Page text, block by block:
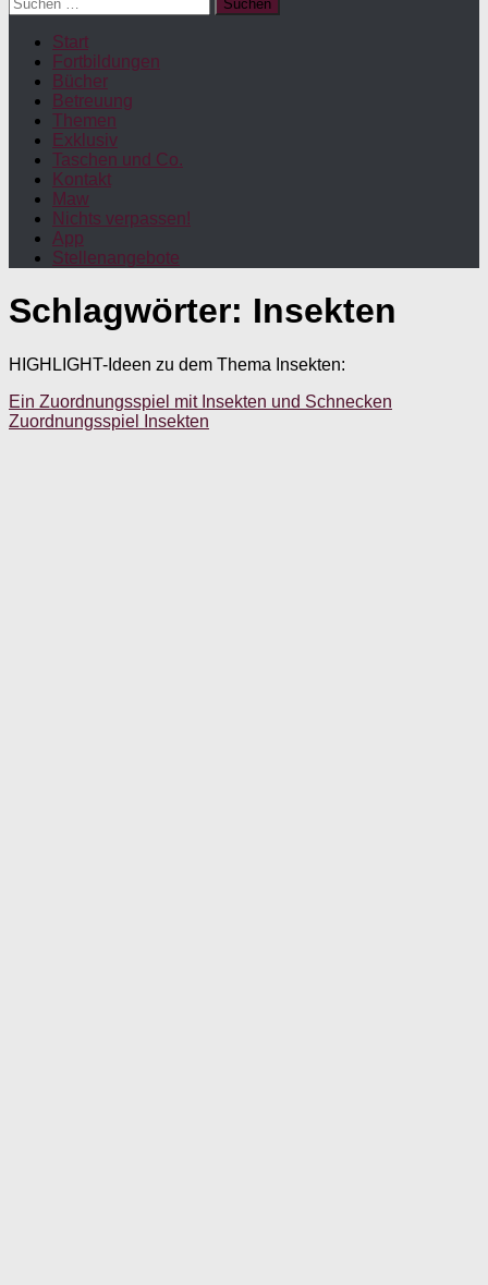
nach:
Start
Fortbildungen
Bücher
Betreuung
Themen
Exklusiv
Taschen und Co.
Kontakt
Maw
Nichts verpassen!
App
Stellenangebote
Schlagwörter: Insekten
HIGHLIGHT-Ideen zu dem Thema Insekten:
Ein Zuordnungsspiel mit Insekten und Schnecken
Zuordnungsspiel Insekten